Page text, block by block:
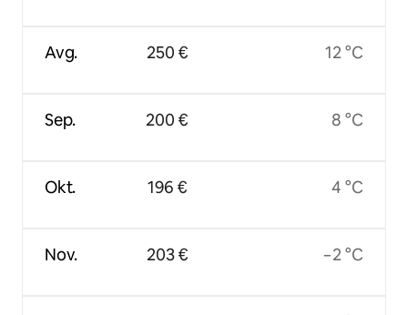
Avg.
Sep.
Okt.
Nov.
250 €
200 €
196 €
203 €
12 °C
8 °C
4 °C
−2 °C